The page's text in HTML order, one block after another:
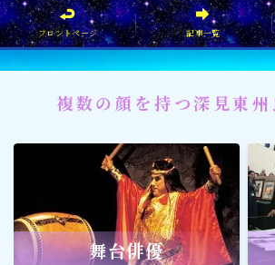
記事一覧
イベント情報
企業家
文化・芸術活動
社会貢献 社会貢献
フロントページ 記事一覧
複数の顔を持つ深見東
舞台俳優